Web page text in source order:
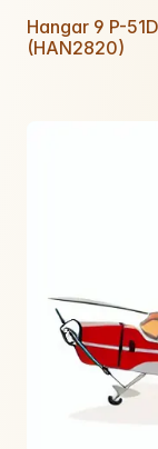
Hangar 9 P-
(HAN2820)